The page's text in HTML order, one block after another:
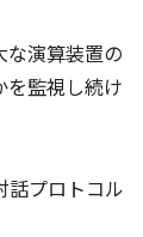
な演算装置の
を監視し続け
プロトコル